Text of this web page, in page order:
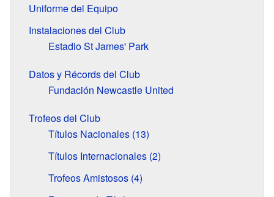
Uniforme del Equipo
Instalaciones del Club
Estadio St James' Park
Datos y Récords del Club
Fundación Newcastle United
Trofeos del Club
Títulos Nacionales (13)
Títulos Internacionales (2)
Trofeos Amistosos (4)